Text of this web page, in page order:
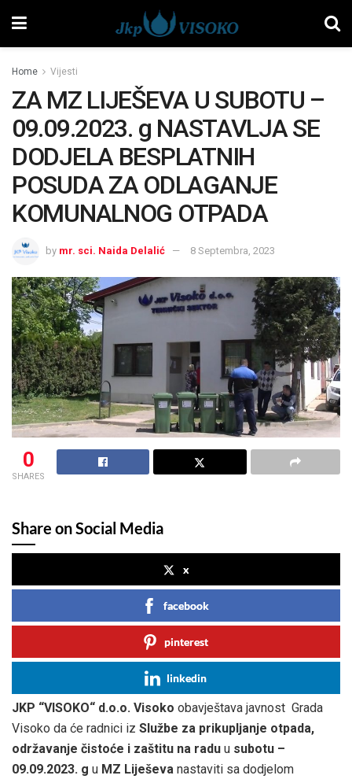
Home Vijesti
ZA MZ LIJEŠEVA U SUBOTU –
09.09.2023. g NASTAVLJA SE
DODJELA BESPLATNIH
POSUDA ZA ODLAGANJE
KOMUNALNOG OTPADA
by mr. sci. Naida Delalić 8 Septembra, 2023
0
SHARES
Share on Social Media
x
facebook
pinterest
linkedin
JKP “VISOKO“ d.o.o. Visoko obavještava javnost Grada
Visoko da će radnici iz Službe za prikupljanje otpada,
održavanje čistoće i zaštitu na radu u subotu –
09.09.2023. g u MZ Liješeva nastaviti sa dodjelom